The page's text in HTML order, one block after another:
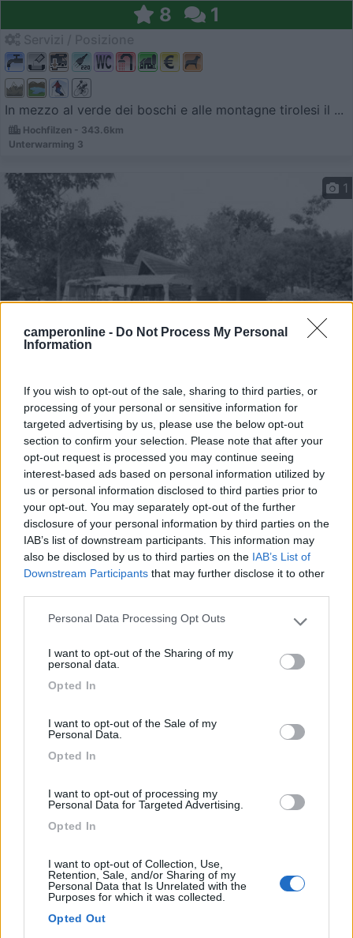
camperonline - Do Not Process My Personal
Information
If you wish to opt-out of the sale, sharing to third parties, or
processing of your personal or sensitive information for
targeted advertising by us, please use the below opt-out
section to confirm your selection. Please note that after your
opt-out request is processed you may continue seeing
interest-based ads based on personal information utilized by
us or personal information disclosed to third parties prior to
your opt-out. You may separately opt-out of the further
disclosure of your personal information by third parties on the
IAB’s list of downstream participants. This information may
also be disclosed by us to third parties on the IAB’s List of
Downstream Participants that may further disclose it to other
Please note that this website/app uses one or more Google
not limited to your visit or usage behaviour. You may click to
grant or deny consent to Google and its third-party tags to
use your data for below specified purposes in below Google
Personal Data Processing Opt Outs
I want to opt-out of the Sharing of my
personal data.
Opted In
I want to opt-out of the Sale of my
Personal Data.
Opted In
I want to opt-out of processing my
Personal Data for Targeted Advertising.
Opted In
I want to opt-out of Collection, Use,
Retention, Sale, and/or Sharing of my
Personal Data that Is Unrelated with the
Purposes for which it was collected.
Opted Out
8 1
In mezzo al verde dei boschi e alle montagne tirolesi il ...
Hochfilzen - 343.6km
Unterwarming 3
1
Rybasrska basta u zraloka
7 1
Servizi / Posizione
Il centro città è a 2 km, su prato, leggermente in pend...
Cheb - 344.2km
Jesenicka prehrada
Area di sosta (PS)
Camping am Berg & Gasthof-Pension
Bergfriede